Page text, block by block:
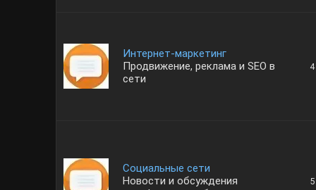
Интернет-маркетинг
Продвижение, реклама и SEO в
сети
4
Социальные сети
Новости и обсуждения
5